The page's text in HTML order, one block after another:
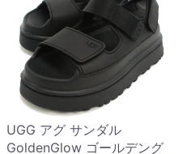
UGG アグ サンダル
GoldenGlow ゴールデング